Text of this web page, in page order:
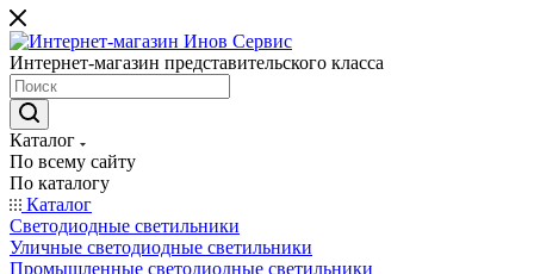
Интернет-магазин представительского класса
Каталог
По всему сайту
По каталогу
Каталог
Светодиодные светильники
Уличные светодиодные светильники
Промышленные светодиодные светильники